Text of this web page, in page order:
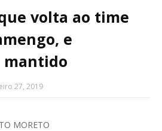
volta ao time
e
mantido
27, 2019
MORETO